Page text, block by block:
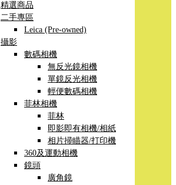
精選商品
二手專區
Leica (Pre-owned)
攝影
數碼相機
無反光鏡相機
單鏡反光相機
輕便數碼相機
菲林相機
菲林
即影即有相機/相紙
相片掃瞄器/打印機
360及運動相機
鏡頭
廣角鏡